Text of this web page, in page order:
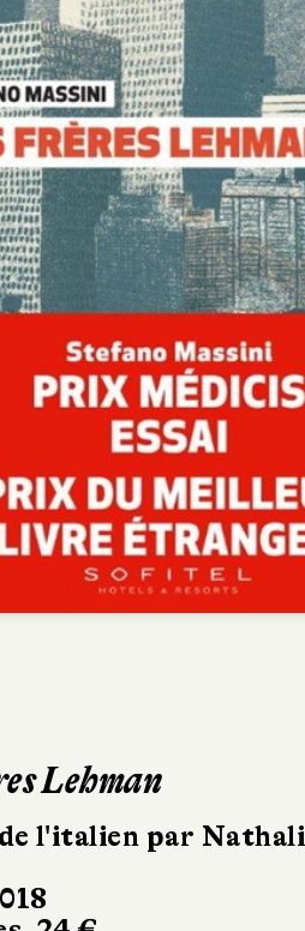
Lehman
l'italien par